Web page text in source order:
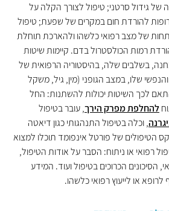
של גידול סרטני; טיפול לצורך הקלה על
להורדת חום במקרים של שפעת; טיפול
של מצב רפואי כלשהו ולהארכת תוחלת
רמות הכולסטרול בדם. קיימות שיטות
בשלבים שלה, בהיסטוריה הרפואית של
שלו, במצב הגופני (מין, גיל, משקל
לכך השיטות יכולות להשתנות: החל
להחלפת מפרק הירך, עובר בטיפול
, וכלה בטיפול התנהגותי כגון דיאטה
הטיפולים של פורטל אינפומד תוכלו למצוא
רפואי או ניתוח: הסבר על אודות הטיפול,
הסיכונים הכרוכים בטיפול ועוד. המידע
או לייעוץ רפואי כלשהו.